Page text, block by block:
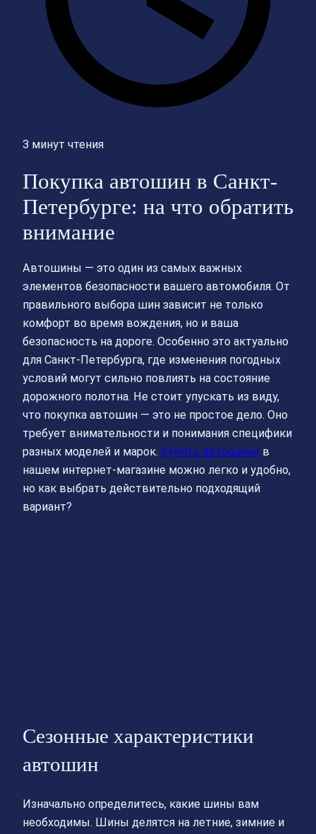
3 минут чтения
Покупка автошин в Санкт-
Петербурге: на что обратить
внимание
Автошины — это один из самых важных
элементов безопасности вашего автомобиля. От
правильного выбора шин зависит не только
комфорт во время вождения, но и ваша
безопасность на дороге. Особенно это актуально
для Санкт-Петербурга, где изменения погодных
условий могут сильно повлиять на состояние
дорожного полотна. Не стоит упускать из виду,
что покупка автошин — это не простое дело. Оно
требует внимательности и понимания специфики
разных моделей и марок. Купить автошины в
нашем интернет-магазине можно легко и удобно,
но как выбрать действительно подходящий
вариант?
Сезонные характеристики
автошин
Изначально определитесь, какие шины вам
необходимы. Шины делятся на летние, зимние и